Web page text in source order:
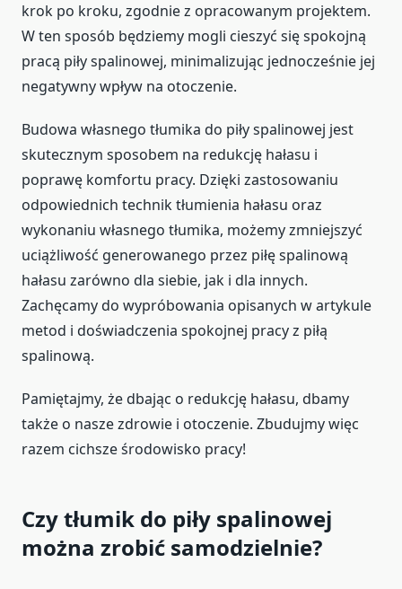
krok po kroku, zgodnie z opracowanym projektem.
W ten sposób będziemy mogli cieszyć się spokojną
pracą piły spalinowej, minimalizując jednocześnie jej
negatywny wpływ na otoczenie.
Budowa własnego tłumika do piły spalinowej jest
skutecznym sposobem na redukcję hałasu i
poprawę komfortu pracy. Dzięki zastosowaniu
odpowiednich technik tłumienia hałasu oraz
wykonaniu własnego tłumika, możemy zmniejszyć
uciążliwość generowanego przez piłę spalinową
hałasu zarówno dla siebie, jak i dla innych.
Zachęcamy do wypróbowania opisanych w artykule
metod i doświadczenia spokojnej pracy z piłą
spalinową.
Pamiętajmy, że dbając o redukcję hałasu, dbamy
także o nasze zdrowie i otoczenie. Zbudujmy więc
razem cichsze środowisko pracy!
Czy tłumik do piły spalinowej
można zrobić samodzielnie?